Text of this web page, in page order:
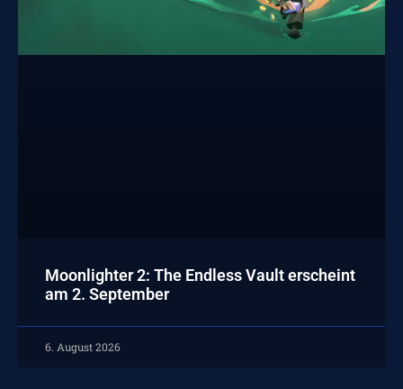
Moonlighter 2: The Endless Vault erscheint
am 2. September
6. August 2026